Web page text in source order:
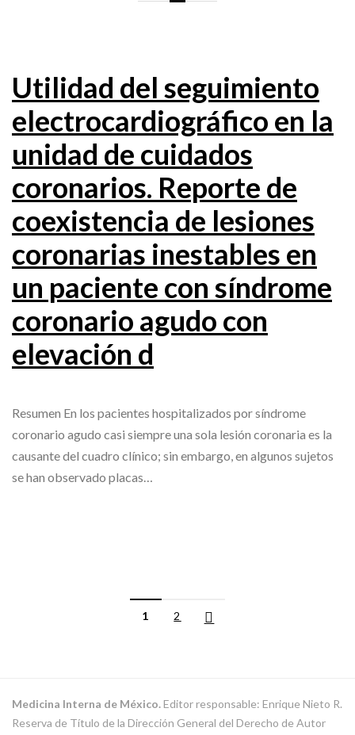
Utilidad del seguimiento
electrocardiográfico en la
unidad de cuidados
coronarios. Reporte de
coexistencia de lesiones
coronarias inestables en
un paciente con síndrome
coronario agudo con
elevación d
Resumen En los pacientes hospitalizados por síndrome
coronario agudo casi siempre una sola lesión coronaria es la
causante del cuadro clínico; sin embargo, en algunos sujetos
se han observado placas…
1 2
Medicina Interna de México.Editor responsable: Enrique Nieto R.
Reserva de Título de la Dirección General del Derecho de Autor